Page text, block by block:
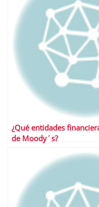
¿Qué entidades
de Moody´s?